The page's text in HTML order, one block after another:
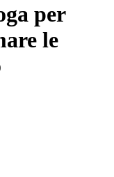
per
le